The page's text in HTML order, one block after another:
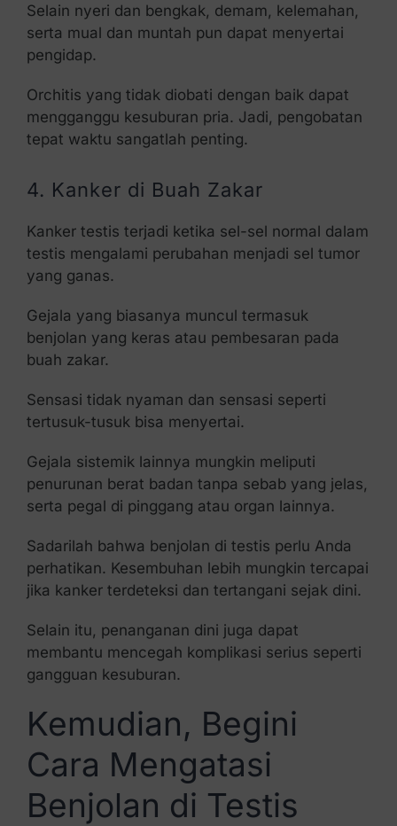
Selain nyeri dan bengkak, demam, kelemahan,
serta mual dan muntah pun dapat menyertai
pengidap.
Orchitis yang tidak diobati dengan baik dapat
mengganggu kesuburan pria. Jadi, pengobatan
tepat waktu sangatlah penting.
4. Kanker di Buah Zakar
Kanker testis terjadi ketika sel-sel normal dalam
testis mengalami perubahan menjadi sel tumor
yang ganas.
Gejala yang biasanya muncul termasuk
benjolan yang keras atau pembesaran pada
buah zakar.
Sensasi tidak nyaman dan sensasi seperti
tertusuk-tusuk bisa menyertai.
Gejala sistemik lainnya mungkin meliputi
penurunan berat badan tanpa sebab yang jelas,
serta pegal di pinggang atau organ lainnya.
Sadarilah bahwa benjolan di testis perlu Anda
perhatikan. Kesembuhan lebih mungkin tercapai
jika kanker terdeteksi dan tertangani sejak dini.
Selain itu, penanganan dini juga dapat
membantu mencegah komplikasi serius seperti
gangguan kesuburan.
Kemudian, Begini
Cara Mengatasi
Benjolan di Testis